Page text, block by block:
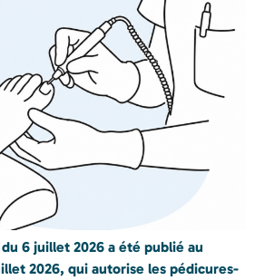
6 juillet 2026 a été publié au
2026, qui autorise les pédicures-